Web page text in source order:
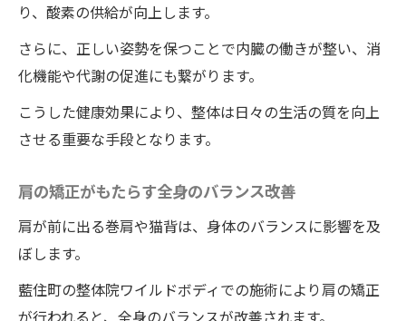
り、酸素の供給が向上します。
さらに、正しい姿勢を保つことで内臓の働きが整い、消
化機能や代謝の促進にも繋がります。
こうした健康効果により、整体は日々の生活の質を向上
させる重要な手段となります。
肩の矯正がもたらす全身のバランス改善
肩が前に出る巻肩や猫背は、身体のバランスに影響を及
ぼします。
藍住町の整体院ワイルドボディでの施術により肩の矯正
が行われると、全身のバランスが改善されます。